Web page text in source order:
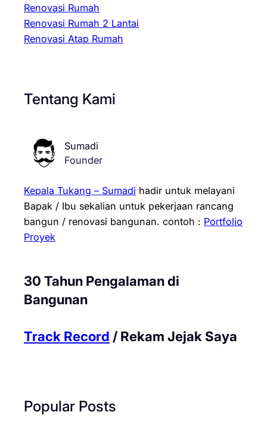
Renovasi Rumah
Renovasi Rumah 2 Lantai
Renovasi Atap Rumah
Tentang Kami
Sumadi
Founder
Kepala Tukang – Sumadi hadir untuk melayani
Bapak / Ibu sekalian untuk pekerjaan rancang
bangun / renovasi bangunan. contoh : Portfolio
Proyek
30 Tahun Pengalaman di
Bangunan
Track Record / Rekam Jejak Saya
Popular Posts